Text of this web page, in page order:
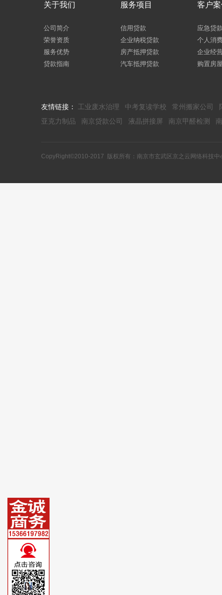
关于我们
公司简介
荣誉资质
服务优势
贷款指南
服务项目
信用贷款
企业纳税贷款
房产抵押贷款
汽车抵押贷款
客户
应急贷
个人消
企业经
购置房
友情链接： 工业废水治理 中考复读学校 常州搬家公司
亚克力制品
南京贷款公司 液晶拼接屏 南京甲醛检测
CopyRight©2010-2017 版权所有：南京市玄武区京之云网络科技